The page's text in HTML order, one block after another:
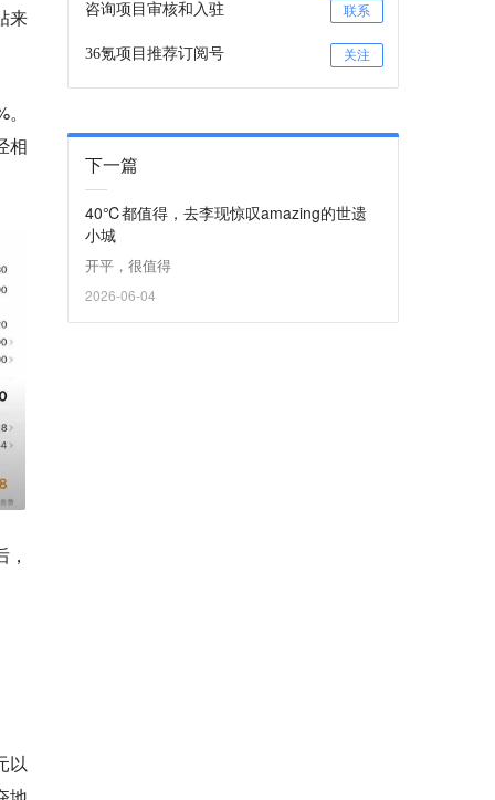
来
相
以
咨询项目审核和入驻 联系
36氪项目推荐订阅号 关注
下一篇
40℃都值得，去李现惊叹amazing的世遗
小城
开平，很值得
2026-06-04